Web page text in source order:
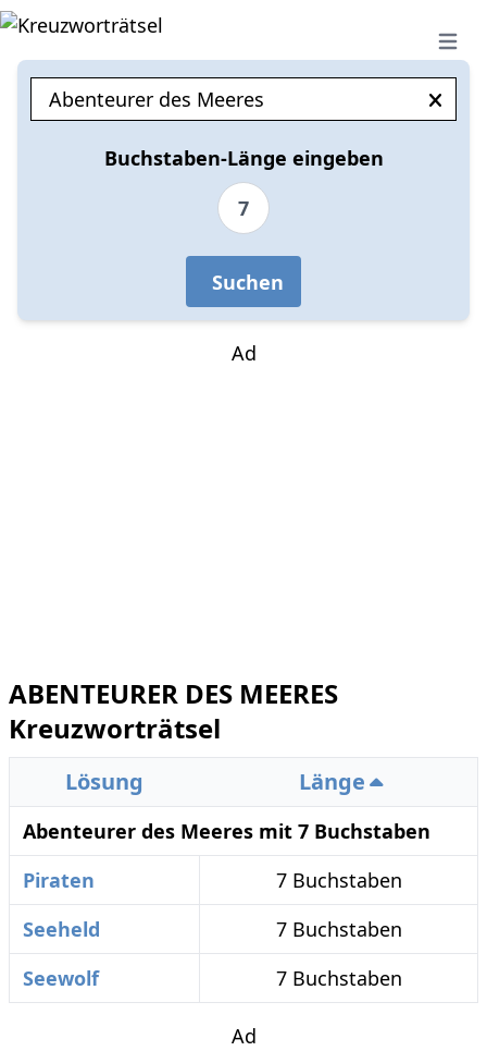
Open
Buchstaben-Länge eingeben
7
Suchen
Ad
ABENTEURER DES MEERES
Kreuzworträtsel
Lösung Länge
Abenteurer des Meeres mit 7 Buchstaben
Piraten
7 Buchstaben
Seeheld
7 Buchstaben
Seewolf
7 Buchstaben
Ad